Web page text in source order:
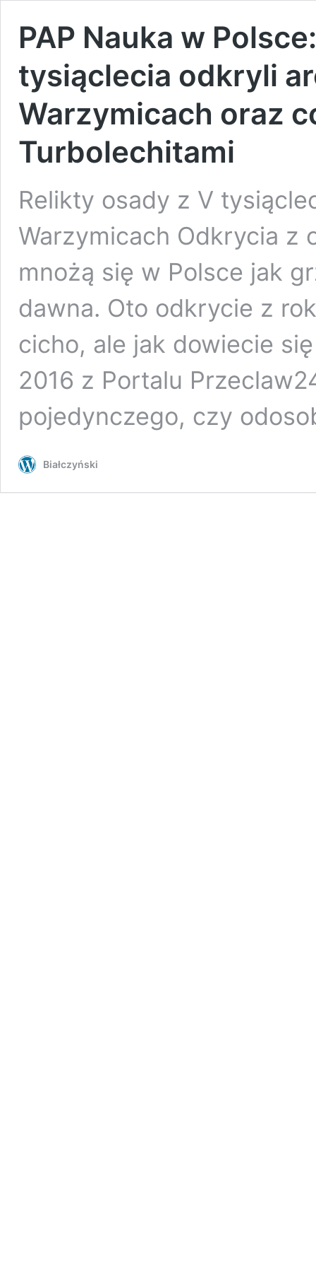
PAP Nauka w
tysiąclecia odkryli
Warzymicach oraz
Turbolechitami
Relikty osady z V
Warzymicach Odkrycia z
mnożą się w Polsce jak
dawna. Oto odkrycie z
cicho, ale jak dowiecie
2016 z Portalu
pojedynczego, czy
Białczyński